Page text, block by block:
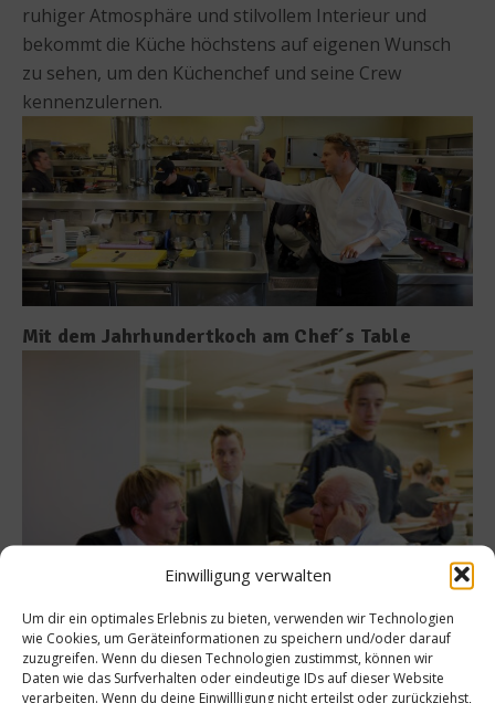
Einwilligung verwalten
Um dir ein optimales Erlebnis zu bieten, verwenden wir Technologien
wie Cookies, um Geräteinformationen zu speichern und/oder darauf
zuzugreifen. Wenn du diesen Technologien zustimmst, können wir
Daten wie das Surfverhalten oder eindeutige IDs auf dieser Website
verarbeiten. Wenn du deine Einwillligung nicht erteilst oder zurückziehst,
ruhiger Atmosphäre und stilvollem Interieur und
bekommt die Küche höchstens auf eigenen Wunsch
zu sehen, um den Küchenchef und seine Crew
kennenzulernen.
Mit dem Jahrhundertkoch am Chef´s Table
Derk Hoberg und Eckart Witzigmann (©Steffen
Sinzinger)